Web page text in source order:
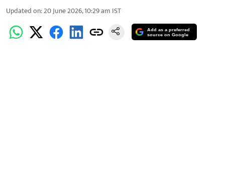
Updated on:20 June 2026, 10:29 am IST
Add as a preferred
source on Google